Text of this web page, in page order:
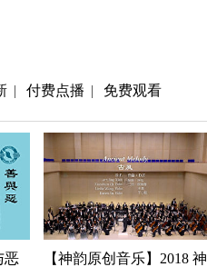
| 付费点播 | 免费观看
恶
【神韵原创音乐】2018 神